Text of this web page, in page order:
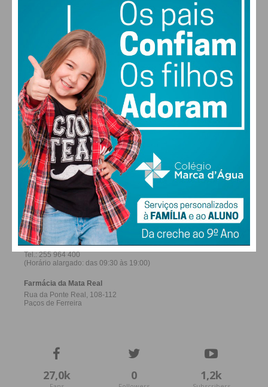
SÁB DOM
28°
SEG
30
TER
FARMACIAS DE SERVIÇO EM PAÇOS DE
FERREIRA
27,0k 0 1,2k